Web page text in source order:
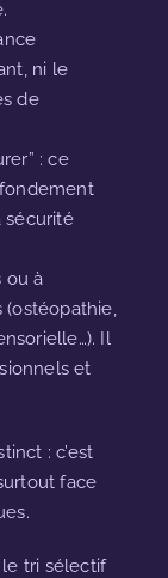
ni le
de
: ce
sécurité
ou à
(ostéopathie,
Il
et
: c’est
face
le tri sélectif